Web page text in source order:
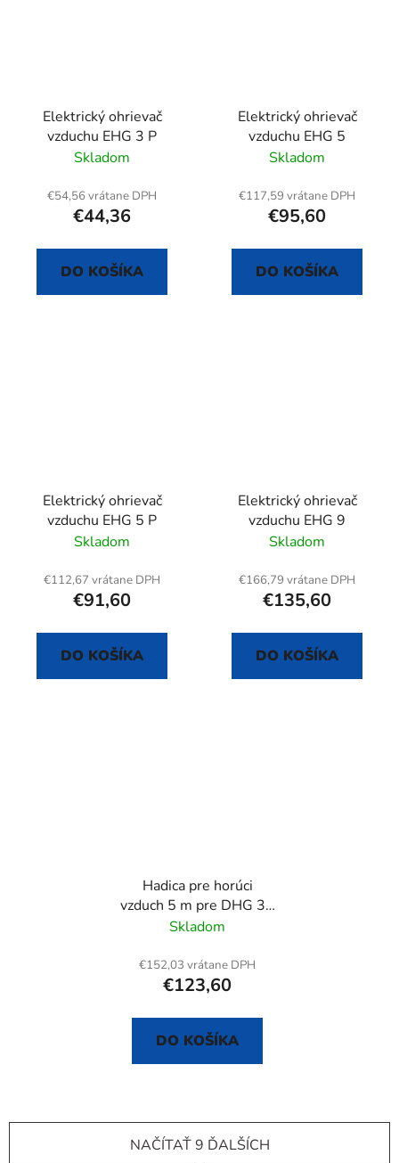
Elektrický ohrievač
vzduchu EHG 3 P
Skladom
€54,56 vrátane DPH
€44,36
DO KOŠÍKA
Elektrický ohrievač
vzduchu EHG 5
Skladom
€117,59 vrátane DPH
€95,60
DO KOŠÍKA
Elektrický ohrievač
vzduchu EHG 5 P
Skladom
€112,67 vrátane DPH
€91,60
DO KOŠÍKA
Elektrický ohrievač
vzduchu EHG 9
Skladom
€166,79 vrátane DPH
€135,60
DO KOŠÍKA
Hadica pre horúci
vzduch 5 m pre DHG 30
K
Skladom
€152,03 vrátane DPH
€123,60
DO KOŠÍKA
NAČÍTAŤ 9 ĎALŠÍCH